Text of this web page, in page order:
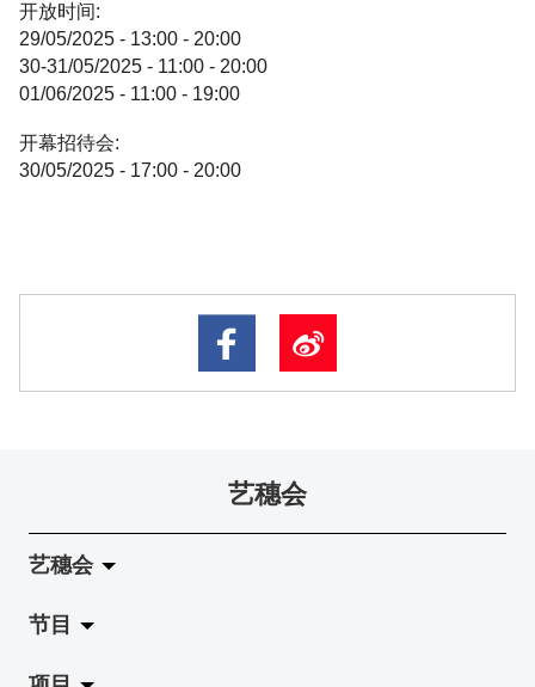
开放时间:
29/05/2025 - 13:00 - 20:00
30-31/05/2025 - 11:00 - 20:00
01/06/2025 - 11:00 - 19:00
开幕招待会:
30/05/2025 - 17:00 - 20:00
艺穗会
艺穗会
关于艺穗会
节目